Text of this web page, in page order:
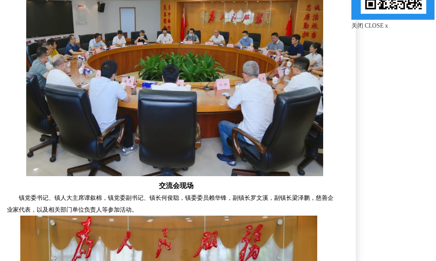
交流会现场
镇党委书记、镇人大主席谭叙棉，镇党委副书记、镇长何俊聪，镇委委员赖华锋，副镇长罗文溪，副镇长梁泽鹏，慈善企
业家代表，以及相关部门单位负责人等参加活动。
关闭 CLOSE x